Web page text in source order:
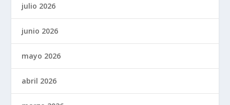
julio 2026
junio 2026
mayo 2026
abril 2026